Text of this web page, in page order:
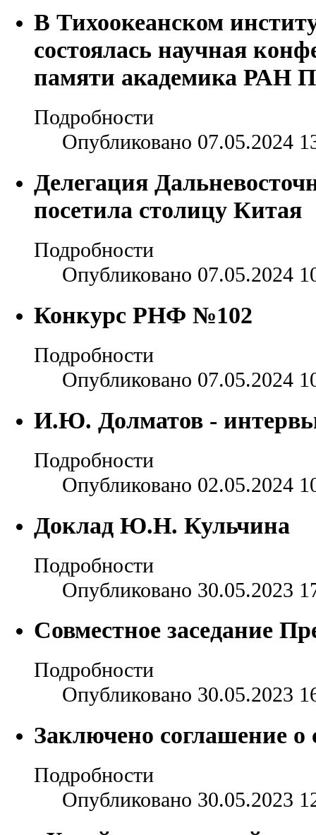
В Тихоокеанском
состоялась научная
памяти академика РАН
Подробности
Опубликовано 07.05.2024
Делегация
посетила столицу Китая
Подробности
Опубликовано 07.05.2024
Конкурс РНФ №102
Подробности
Опубликовано 07.05.2024
И.Ю. Долматов -
Подробности
Опубликовано 02.05.2024
Доклад Ю.Н. Кульчина
Подробности
Опубликовано 30.05.2023
Совместное заседание
Подробности
Опубликовано 30.05.2023
Заключено соглашение о
Подробности
Опубликовано 30.05.2023